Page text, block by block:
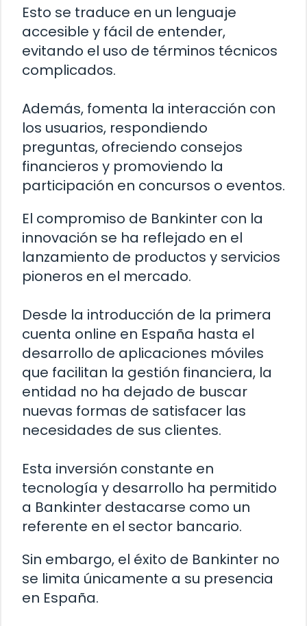
Esto se traduce en un lenguaje
accesible y fácil de entender,
evitando el uso de términos técnicos
complicados.
Además, fomenta la interacción con
los usuarios, respondiendo
preguntas, ofreciendo consejos
financieros y promoviendo la
participación en concursos o eventos.
El compromiso de Bankinter con la
innovación se ha reflejado en el
lanzamiento de productos y servicios
pioneros en el mercado.
Desde la introducción de la primera
cuenta online en España hasta el
desarrollo de aplicaciones móviles
que facilitan la gestión financiera, la
entidad no ha dejado de buscar
nuevas formas de satisfacer las
necesidades de sus clientes.
Esta inversión constante en
tecnología y desarrollo ha permitido
a Bankinter destacarse como un
referente en el sector bancario.
Sin embargo, el éxito de Bankinter no
se limita únicamente a su presencia
en España.